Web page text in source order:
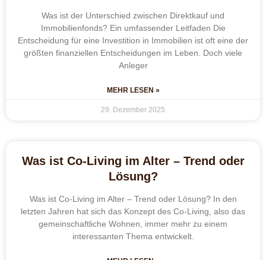
Was ist der Unterschied zwischen Direktkauf und
Immobilienfonds? Ein umfassender Leitfaden Die
Entscheidung für eine Investition in Immobilien ist oft eine der
größten finanziellen Entscheidungen im Leben. Doch viele
Anleger
MEHR LESEN »
29. Dezember 2025
Was ist Co-Living im Alter – Trend oder
Lösung?
Was ist Co-Living im Alter – Trend oder Lösung? In den
letzten Jahren hat sich das Konzept des Co-Living, also das
gemeinschaftliche Wohnen, immer mehr zu einem
interessanten Thema entwickelt.